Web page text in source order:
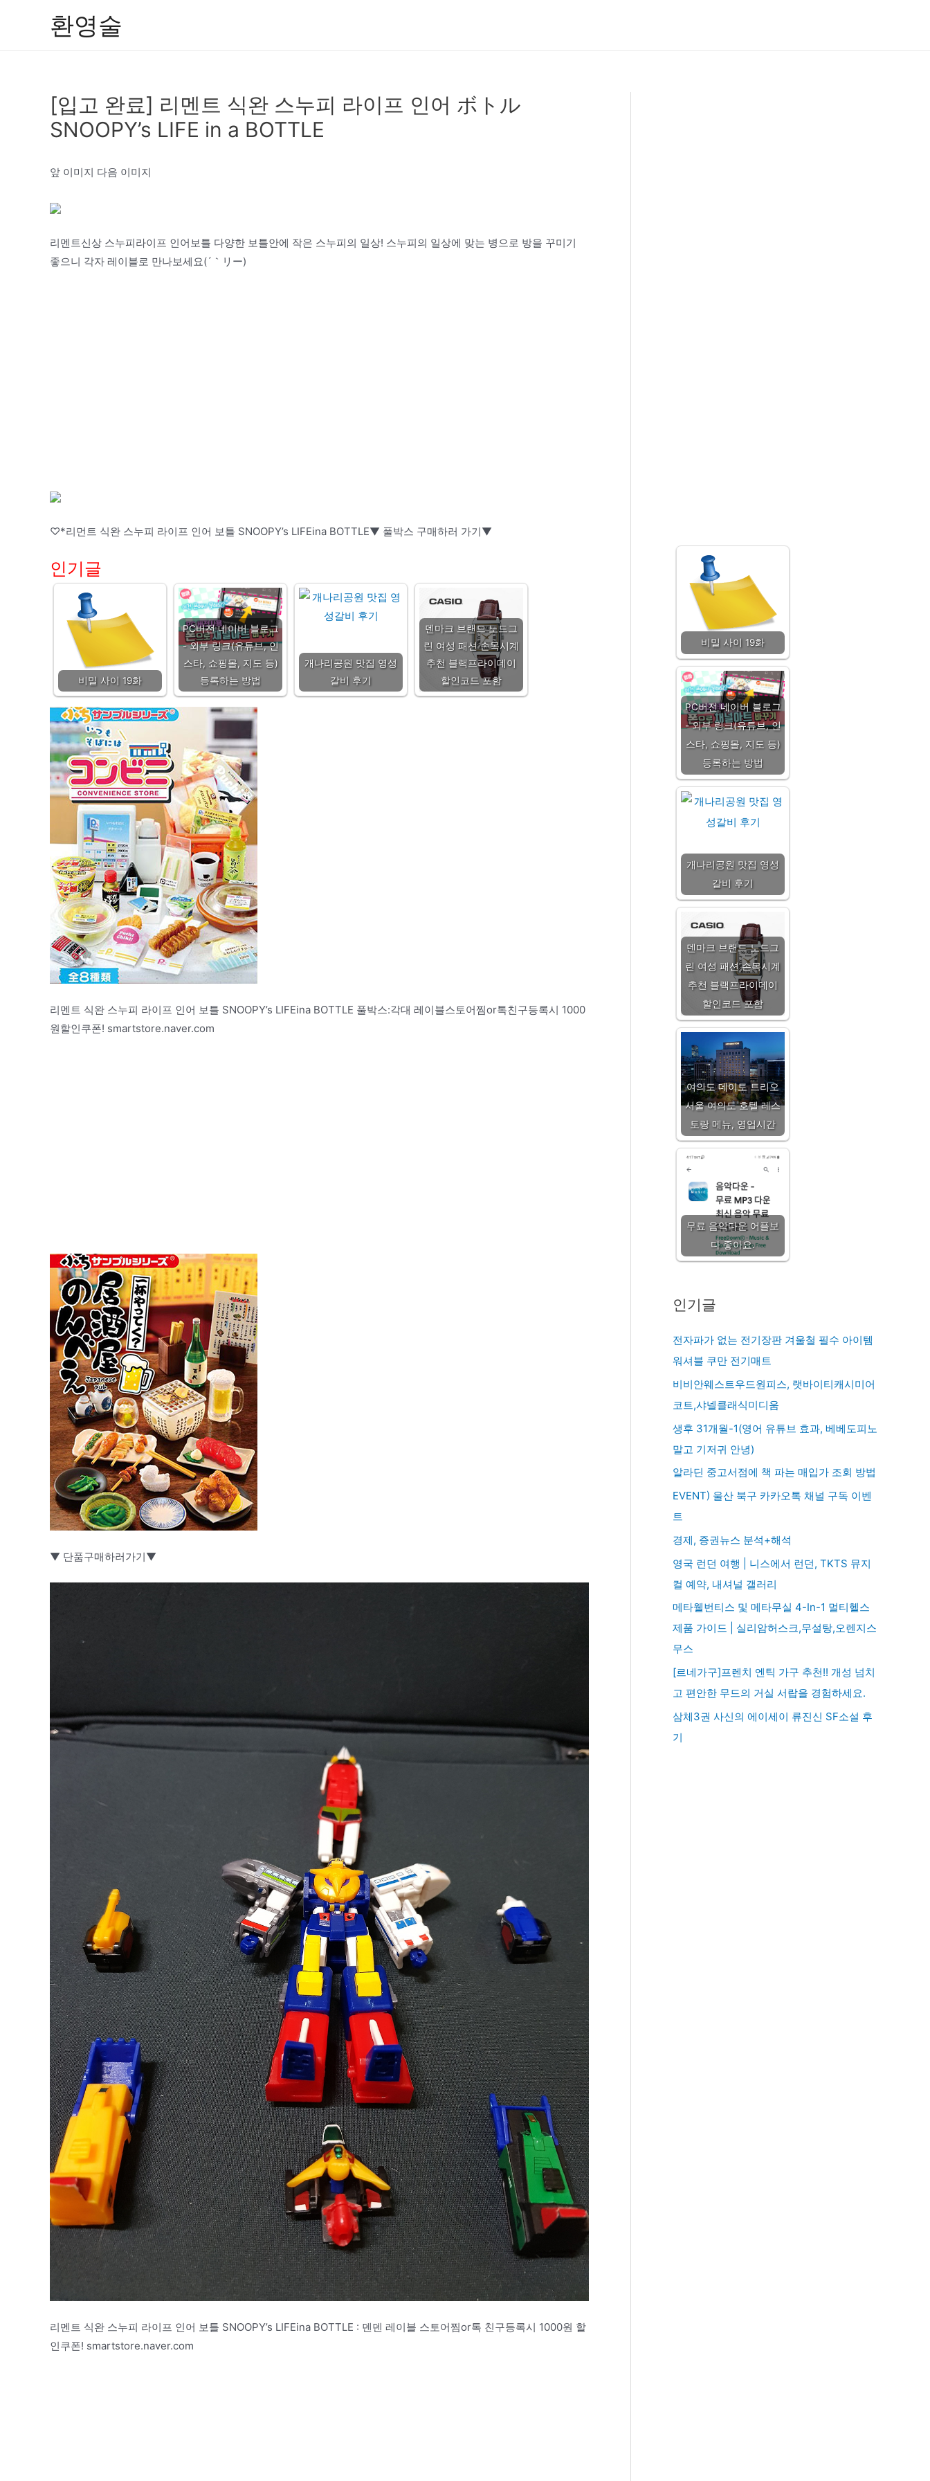
환영술
[입고 완료] 리멘트 식완 스누피 라이프 인어 ボトル
SNOOPY’s LIFE in a BOTTLE
앞 이미지 다음 이미지
리멘트신상 스누피라이프 인어보틀 다양한 보틀안에 작은 스누피의 일상! 스누피의 일상에 맞는 병으로 방을 꾸미기
좋으니 각자 레이블로 만나보세요(´｀リー)
♡*리먼트 식완 스누피 라이프 인어 보틀 SNOOPY’s LIFEina BOTTLE▼ 풀박스 구매하러 가기▼
인기글
비밀 사이 19화
PC버전 네이버 블로그
- 외부 링크(유튜브, 인
스타, 쇼핑몰, 지도 등)
등록하는 방법
개나리공원 맛집 영성
갈비 후기
덴마크 브랜드 노드그
린 여성 패션 손목시계
추천 블랙프라이데이
할인코드 포함
리멘트 식완 스누피 라이프 인어 보틀 SNOOPY’s LIFEina BOTTLE 풀박스:각대 레이블스토어찜or톡친구등록시 1000
원할인쿠폰! smartstore.naver.com
▼ 단품구매하러가기▼
리멘트 식완 스누피 라이프 인어 보틀 SNOOPY’s LIFEina BOTTLE : 덴덴 레이블 스토어찜or톡 친구등록시 1000원 할
인쿠폰! smartstore.naver.com
비밀 사이 19화
PC버전 네이버 블로그
- 외부 링크(유튜브, 인
스타, 쇼핑몰, 지도 등)
등록하는 방법
개나리공원 맛집 영성
갈비 후기
덴마크 브랜드 노드그
린 여성 패션 손목시계
추천 블랙프라이데이
할인코드 포함
여의도 데이토 트리오
서울 여의도 호텔 레스
토랑 메뉴, 영업시간
무료 음악다운 어플보
다 좋아요.
인기글
전자파가 없는 전기장판 겨울철 필수 아이템
워셔블 쿠만 전기매트
비비안웨스트우드원피스, 랫바이티캐시미어
코트,샤넬클래식미디움
생후 31개월-1(영어 유튜브 효과, 베베도피노
말고 기저귀 안녕)
알라딘 중고서점에 책 파는 매입가 조회 방법
EVENT) 울산 북구 카카오톡 채널 구독 이벤
트
경제, 증권뉴스 분석+해석
영국 런던 여행 | 니스에서 런던, TKTS 뮤지
컬 예약, 내셔널 갤러리
메타웰번티스 및 메타무실 4-In-1 멀티헬스
제품 가이드 | 실리암허스크,무설탕,오렌지스
무스
[르네가구]프렌치 엔틱 가구 추천!! 개성 넘치
고 편안한 무드의 거실 서랍을 경험하세요.
삼체3권 사신의 에이세이 류진신 SF소설 후
기